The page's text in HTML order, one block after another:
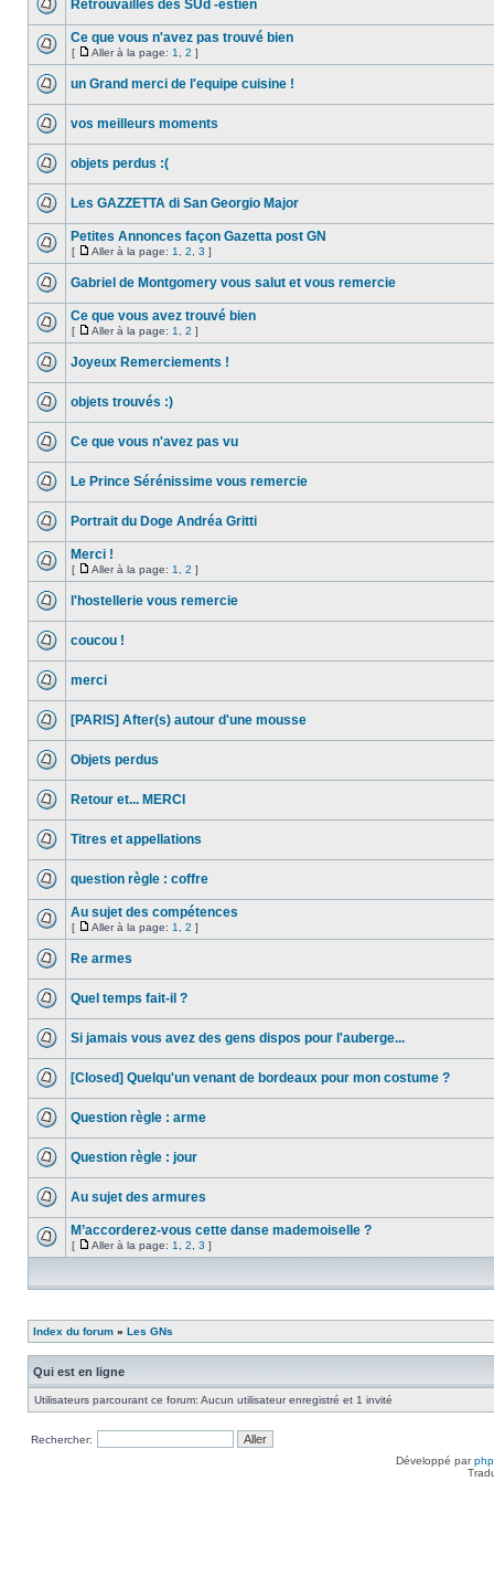
Retrouvailles des SUd -estien
Ce que vous n'avez pas trouvé bien
[ Aller à la page: 1 2 ]
un Grand merci de l'equipe cuisine !
vos meilleurs moments
objets perdus :(
Les GAZZETTA di San Georgio Major
Petites Annonces façon Gazetta post GN
[ Aller à la page: 1 2 3 ]
Gabriel de Montgomery vous salut et vous remercie
Ce que vous avez trouvé bien
[ Aller à la page: 1 2 ]
Joyeux Remerciements !
objets trouvés :)
Ce que vous n'avez pas vu
Le Prince Sérénissime vous remercie
Portrait du Doge Andréa Gritti
Merci !
[ Aller à la page: 1 2 ]
l'hostellerie vous remercie
coucou !
merci
[PARIS] After(s) autour d'une mousse
Objets perdus
Retour et... MERCI
Titres et appellations
question règle : coffre
Au sujet des compétences
[ Aller à la page: 1 2 ]
Re armes
Quel temps fait-il ?
Si jamais vous avez des gens dispos pour l'auberge...
[Closed] Quelqu'un venant de bordeaux pour mon costume ?
Question règle : arme
Question règle : jour
Au sujet des armures
M’accorderez-vous cette danse mademoiselle ?
[ Aller à la page: 1 2 3 ]
Index du forum » Les GNs
Qui est en ligne
Utilisateurs parcourant ce forum: Aucun utilisateur enregistré et 1 invité
Rechercher:
Développé par